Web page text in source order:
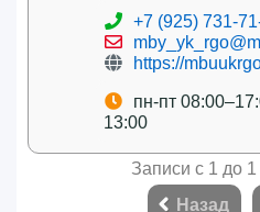
+7 (925) 731-
https://
пн-пт
13:00
Записи с 1 до 1
Назад